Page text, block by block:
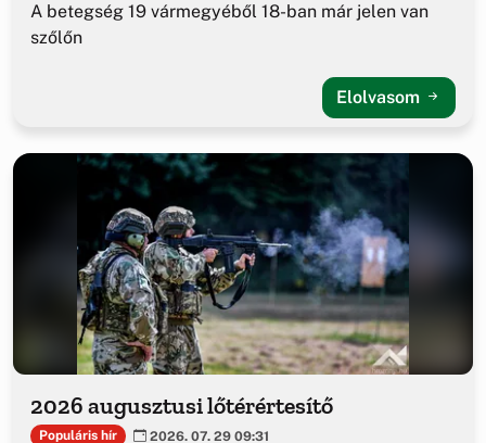
A betegség 19 vármegyéből 18-ban már jelen van
szőlőn
Elolvasom
2026 augusztusi lőtérértesítő
Populáris hír 2026. 07. 29 09:31